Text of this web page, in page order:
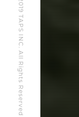
Copyright © 2019 TAPS INC. All Rights Reserved